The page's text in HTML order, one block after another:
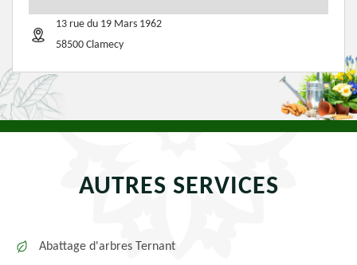
13 rue du 19 Mars 1962
58500 Clamecy
AUTRES SERVICES
Abattage d'arbres Ternant